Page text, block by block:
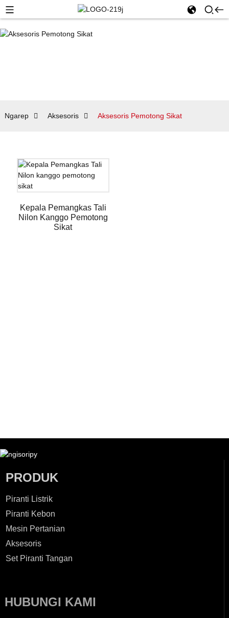
Ngarep Aksesoris Aksesoris Pemotong Sikat
Kepala Pemangkas Tali
Nilon Kanggo Pemotong
Sikat
PRODUK
Piranti Listrik
Piranti Kebon
Mesin Pertanian
Aksesoris
Set Piranti Tangan
HUBUNGI KAMI